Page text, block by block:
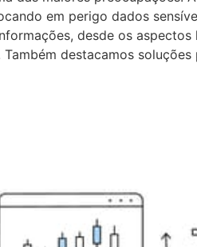
em perigo dados
desde os aspectos
destacamos